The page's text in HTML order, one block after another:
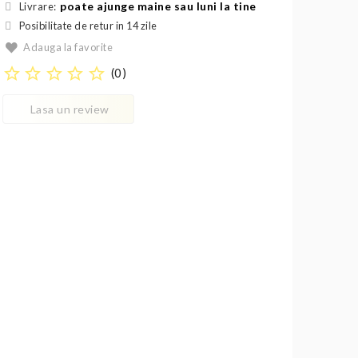
Livrare: poate ajunge maine sau luni la tine
Posibilitate de retur in 14 zile
Adauga la favorite
star_border star_border star_border star_border star_border (0)
Lasa un review